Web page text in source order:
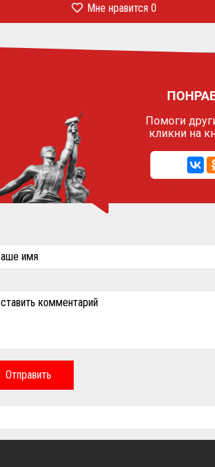
Мне нравится0
Помоги
кликни на
имя
комментарий
Отправить